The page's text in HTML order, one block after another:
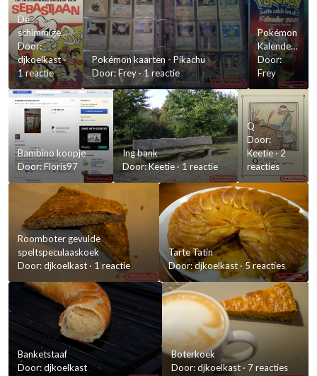
De
schimmige
zaken van
Sebastiaan
Door:
djkoelkast·
1 reactie
Pokémon kaarten - Pikachu
Door:Frey·1 reactie
Pokémon
Kalender
2001
Door:
Frey
Bambino koopje
Door:Floris97
Ing bank
Door:Keetie·1 reactie
Q
Door:
Keetie·2
reacties
Roomboter gevulde
speltspeculaaskoek
Door:djkoelkast · 1 reactie
Tarte Tatin
Door:djkoelkast· 5 reacties
Banketstaaf
Door:djkoelkast
Boterkoek
Door:djkoelkast· 7 reacties